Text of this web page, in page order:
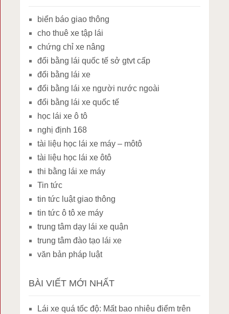
biển báo giao thông
cho thuê xe tập lái
chứng chỉ xe nâng
đổi bằng lái quốc tế sở gtvt cấp
đổi bằng lái xe
đổi bằng lái xe người nước ngoài
đổi bằng lái xe quốc tế
học lái xe ô tô
nghị định 168
tài liệu học lái xe máy – môtô
tài liệu học lái xe ôtô
thi bằng lái xe máy
Tin tức
tin tức luật giao thông
tin tức ô tô xe máy
trung tâm dạy lái xe quận
trung tâm đào tạo lái xe
văn bản pháp luật
BÀI VIẾT MỚI NHẤT
Lái xe quá tốc độ: Mất bao nhiêu điểm trên